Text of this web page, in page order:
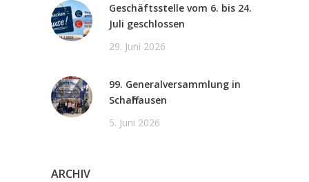
Geschäftsstelle vom 6. bis 24.
Juli geschlossen
29. Juni 2026
99. Generalversammlung in
Schaffhausen
5. Juni 2026
ARCHIV